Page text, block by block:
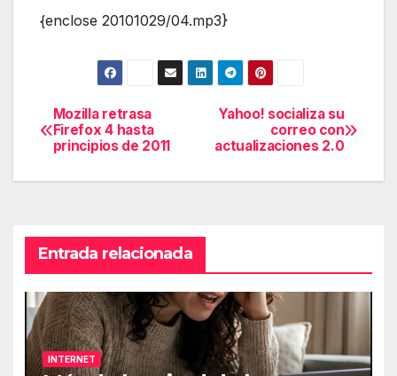
{enclose 20101029/04.mp3}
Navegación
de
Yahoo! socializa su
correo con
actualizaciones 2.0
Mozilla retrasa
Firefox 4 hasta
principios de 2011
Entrada relacionada
INTERNET